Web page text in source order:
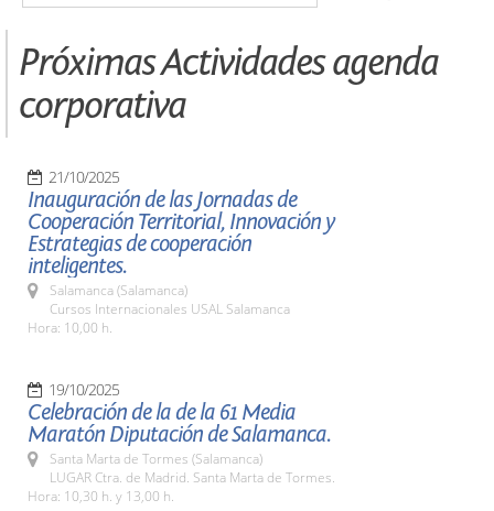
Próximas Actividades agenda
corporativa
21/10/2025
Inauguración de las Jornadas de
Cooperación Territorial, Innovación y
Estrategias de cooperación
inteligentes.
Salamanca (Salamanca)
Cursos Internacionales USAL Salamanca
Hora: 10,00 h.
19/10/2025
Celebración de la de la 61 Media
Maratón Diputación de Salamanca.
Santa Marta de Tormes (Salamanca)
LUGAR Ctra. de Madrid. Santa Marta de Tormes.
Hora: 10,30 h. y 13,00 h.